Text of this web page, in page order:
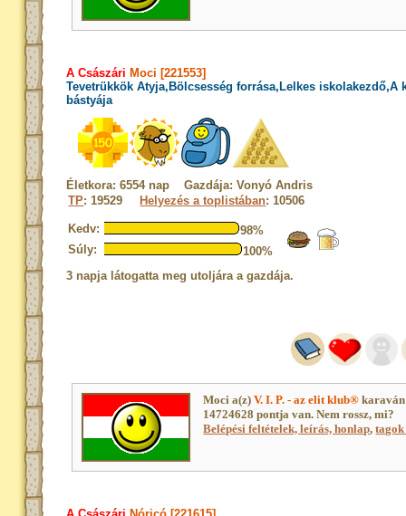
A Császári Moci [221553]
Tevetrükkök Atyja,Bölcsesség forrása,Lelkes iskolakezdő,A
bástyája
Életkora: 6554 nap Gazdája: Vonyó Andris
TP: 19529 Helyezés a toplistában: 10506
Kedv:
98%
Súly:
100%
3 napja látogatta meg utoljára a gazdája.
Moci a(z)V. I. P. - az elit klub®
14724628 pontja van. Nem rossz, mi?
Belépési feltételek, leírás, honlap,